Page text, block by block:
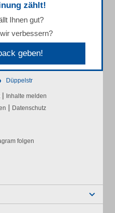
zählt!
Ihnen gut?
verbessern?
geben!
Düppelstr
| Inhalte melden
| Datenschutz
folgen